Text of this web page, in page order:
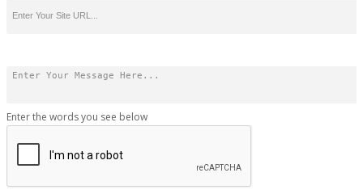
Enter the words you see below